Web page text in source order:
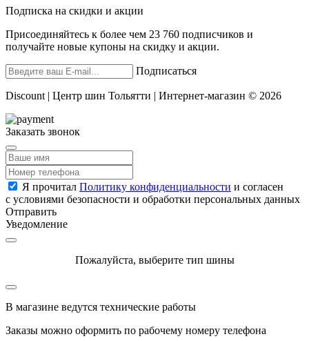
Подписка на скидки и акции
Присоединяйтесь к более чем 23 760 подписчиков и
получайте новые купоны на скидку и акции.
Подписаться
Discount | Центр шин Тольятти | Интернет-магазин © 2026
Заказать звонок
Я прочитал Политику конфиденциальности и согласен
с условиями безопасности и обработки персональных данных
Отправить
Уведомление
Пожалуйста, выберите тип шины
В магазине ведутся технические работы
Заказы можно оформить по рабочему номеру телефона